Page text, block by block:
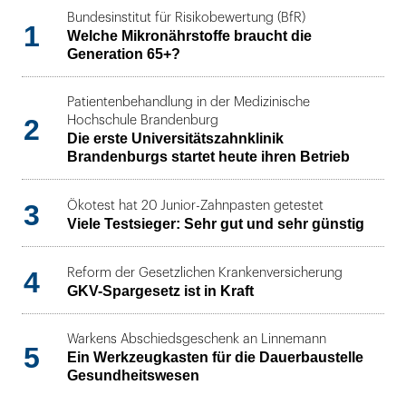
1
Bundesinstitut für Risikobewertung (BfR)
Welche Mikronährstoffe braucht die
Generation 65+?
2
Patientenbehandlung in der Medizinische
Hochschule Brandenburg
Die erste Universitätszahnklinik
Brandenburgs startet heute ihren Betrieb
3 Ökotest hat 20 Junior-Zahnpasten getestet
Viele Testsieger: Sehr gut und sehr günstig
4 Reform der Gesetzlichen Krankenversicherung
GKV-Spargesetz ist in Kraft
5
Warkens Abschiedsgeschenk an Linnemann
Ein Werkzeugkasten für die Dauerbaustelle
Gesundheitswesen